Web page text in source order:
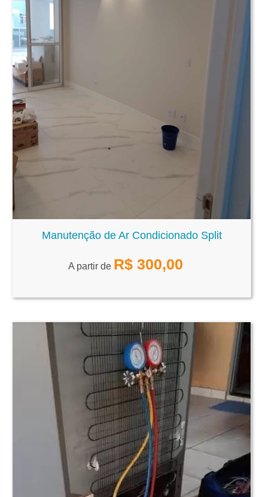
Manutenção de Ar Condicionado Split
A partir de R$ 300,00